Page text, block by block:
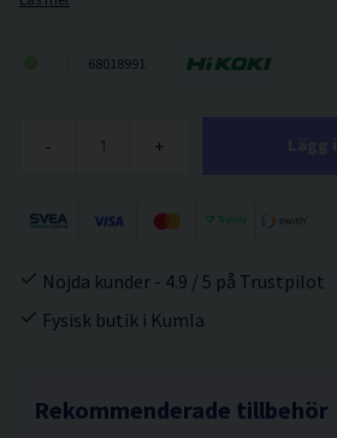
68018991
- +
Nöjda kunder - 4.9 / 5 på Trustpilot
Fysisk butik i Kumla
Rekommenderade tillbehör